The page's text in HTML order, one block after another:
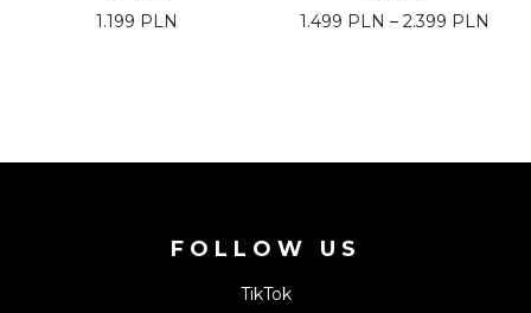
1.199 PLN 1.499 PLN – 2.399 PLN
FOLLOW US
TikTok